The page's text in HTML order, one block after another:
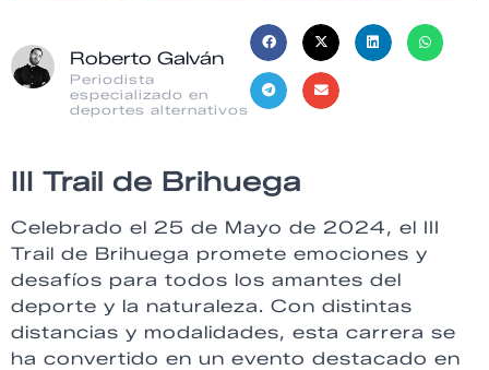
Roberto Galván
Periodista
especializado en
deportes alternativos
III Trail de Brihuega
Celebrado el 25 de Mayo de 2024, el III
Trail de Brihuega promete emociones y
desafíos para todos los amantes del
deporte y la naturaleza. Con distintas
distancias y modalidades, esta carrera se
ha convertido en un evento destacado en